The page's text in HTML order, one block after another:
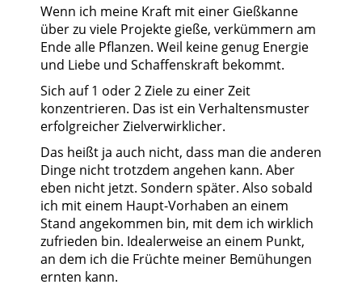
Wenn ich meine Kraft mit einer Gießkanne
über zu viele Projekte gieße, verkümmern am
Ende alle Pflanzen. Weil keine genug Energie
und Liebe und Schaffenskraft bekommt.
Sich auf 1 oder 2 Ziele zu einer Zeit
konzentrieren. Das ist ein Verhaltensmuster
erfolgreicher Zielverwirklicher.
Das heißt ja auch nicht, dass man die anderen
Dinge nicht trotzdem angehen kann. Aber
eben nicht jetzt. Sondern später. Also sobald
ich mit einem Haupt-Vorhaben an einem
Stand angekommen bin, mit dem ich wirklich
zufrieden bin. Idealerweise an einem Punkt,
an dem ich die Früchte meiner Bemühungen
ernten kann.